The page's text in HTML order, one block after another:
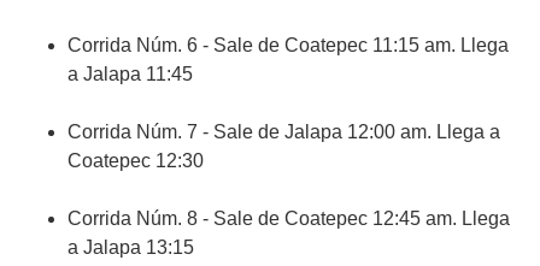
Corrida Núm. 6 - Sale de Coatepec 11:15 am. Llega
a Jalapa 11:45
Corrida Núm. 7 - Sale de Jalapa 12:00 am. Llega a
Coatepec 12:30
Corrida Núm. 8 - Sale de Coatepec 12:45 am. Llega
a Jalapa 13:15